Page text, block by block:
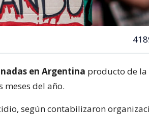
en Argentina producto de la
meses del año.
según contabilizaron